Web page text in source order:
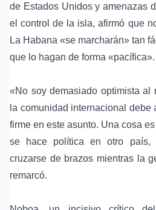
de Estados Unidos y amenazas
el control de la isla, afirmó que
La Habana «se marcharán» tan
que lo hagan de forma «pacífica».
«No soy demasiado optimista al
la comunidad internacional debe
firme en este asunto. Una cosa
se hace política en otro
cruzarse de brazos mientras la
remarcó.